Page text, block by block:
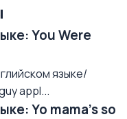
You Were
языке/
appl...
Yo mama's so